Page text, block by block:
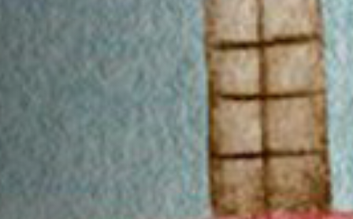
EN
Anstellung
Einreichungen
Herunterladen